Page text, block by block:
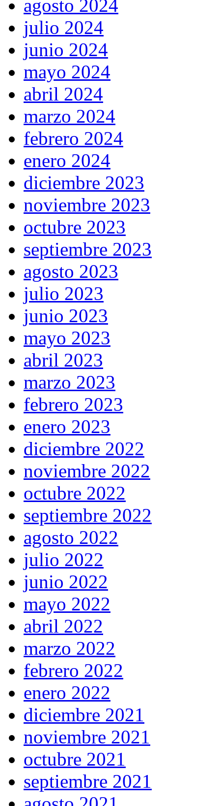
agosto 2024
julio 2024
junio 2024
mayo 2024
abril 2024
marzo 2024
febrero 2024
enero 2024
diciembre 2023
noviembre 2023
octubre 2023
septiembre 2023
agosto 2023
julio 2023
junio 2023
mayo 2023
abril 2023
marzo 2023
febrero 2023
enero 2023
diciembre 2022
noviembre 2022
octubre 2022
septiembre 2022
agosto 2022
julio 2022
junio 2022
mayo 2022
abril 2022
marzo 2022
febrero 2022
enero 2022
diciembre 2021
noviembre 2021
octubre 2021
septiembre 2021